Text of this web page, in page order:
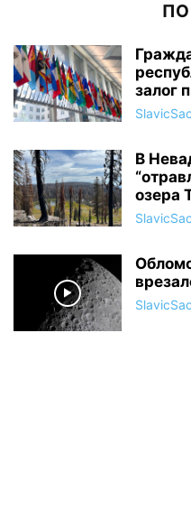
ПО
залог
SlavicSac
В
озера
SlavicSac
SlavicSac